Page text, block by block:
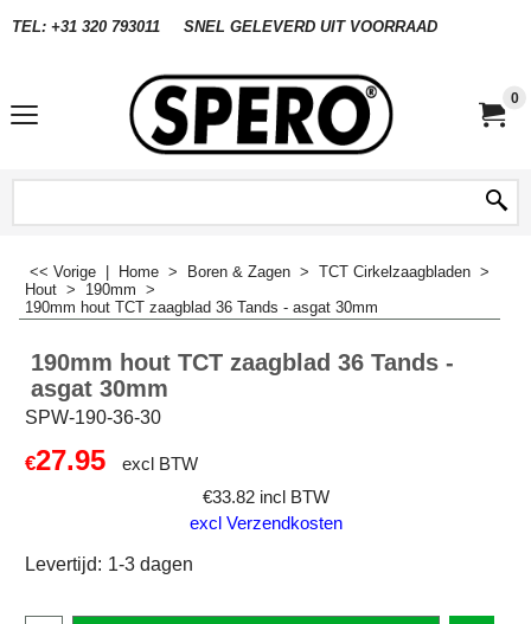
TEL: +31 320 793011 SNEL GELEVERD UIT VOORRAAD
0
<< Vorige Home > Boren & Zagen > TCT Cirkelzaagbladen >
Hout > 190mm >
190mm hout TCT zaagblad 36 Tands - asgat 30mm
190mm hout TCT zaagblad 36 Tands -
asgat 30mm
SPW-190-36-30
€27.95
excl BTW
€33.82 incl BTW
excl Verzendkosten
Levertijd: 1-3 dagen